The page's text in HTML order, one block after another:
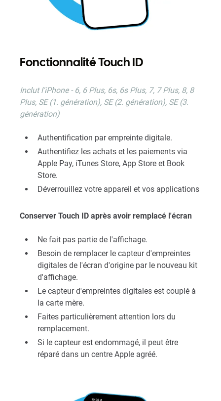
Fonctionnalité Touch ID
Inclut l'iPhone - 6, 6 Plus, 6s, 6s Plus, 7, 7 Plus, 8, 8
Plus, SE (1. génération), SE (2. génération), SE (3.
génération)
Authentification par empreinte digitale.
Authentifiez les achats et les paiements via
Apple Pay, iTunes Store, App Store et Book
Store.
Déverrouillez votre appareil et vos applications
Conserver Touch ID après avoir remplacé l'écran
Ne fait pas partie de l'affichage.
Besoin de remplacer le capteur d'empreintes
digitales de l'écran d'origine par le nouveau kit
d'affichage.
Le capteur d'empreintes digitales est couplé à
la carte mère.
Faites particulièrement attention lors du
remplacement.
Si le capteur est endommagé, il peut être
réparé dans un centre Apple agréé.